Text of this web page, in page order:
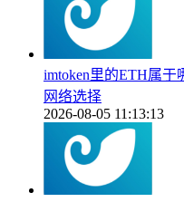
imtoken里的ETH属
网络选择
2026-08-05 11:13:13